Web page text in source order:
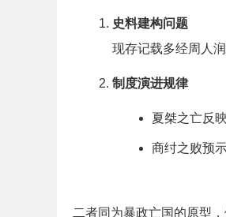
史料建构问题
现存记载多经周人
制度演进规律
夏桀之亡反
商纣之败预
二者同为暴政亡国的原型